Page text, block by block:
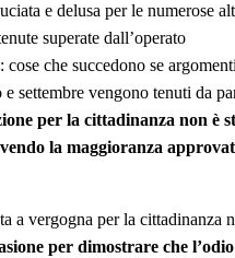
e delusa per le numerose
superate dall’operato
cose che succedono se
settembre vengono tenuti da
per la cittadinanza non è
la maggioranza
a vergogna per la cittadinanza
per dimostrare che